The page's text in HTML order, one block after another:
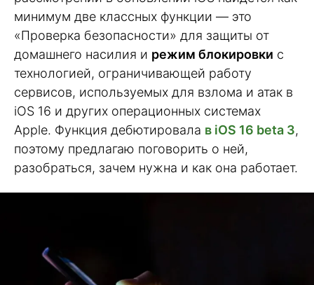
минимум две классных функции — это
«Проверка безопасности» для защиты от
домашнего насилия и режим блокировки с
технологией, ограничивающей работу
сервисов, используемых для взлома и атак в
iOS 16 и других операционных системах
Apple. Функция дебютировала в iOS 16 beta 3,
поэтому предлагаю поговорить о ней,
разобраться, зачем нужна и как она работает.